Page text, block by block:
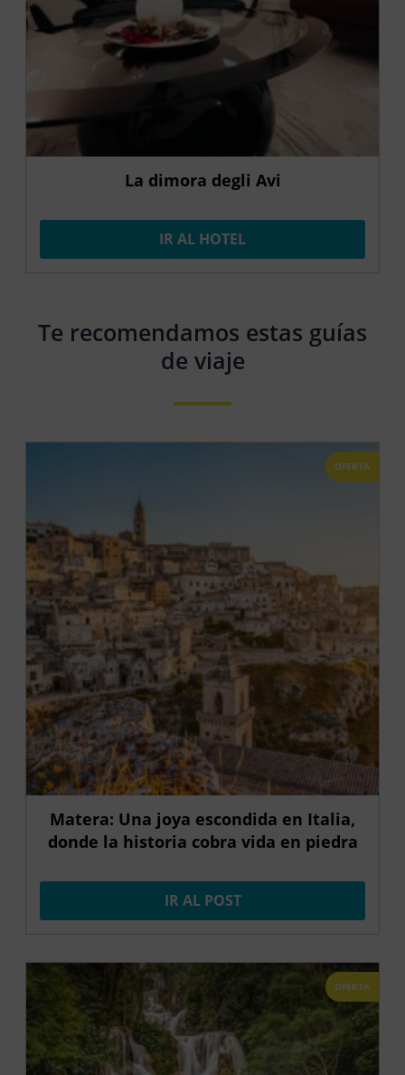
La dimora degli Avi
IR AL HOTEL
Te recomendamos estas guías
de viaje
OFERTA
Matera: Una joya escondida en Italia,
donde la historia cobra vida en piedra
IR AL POST
OFERTA